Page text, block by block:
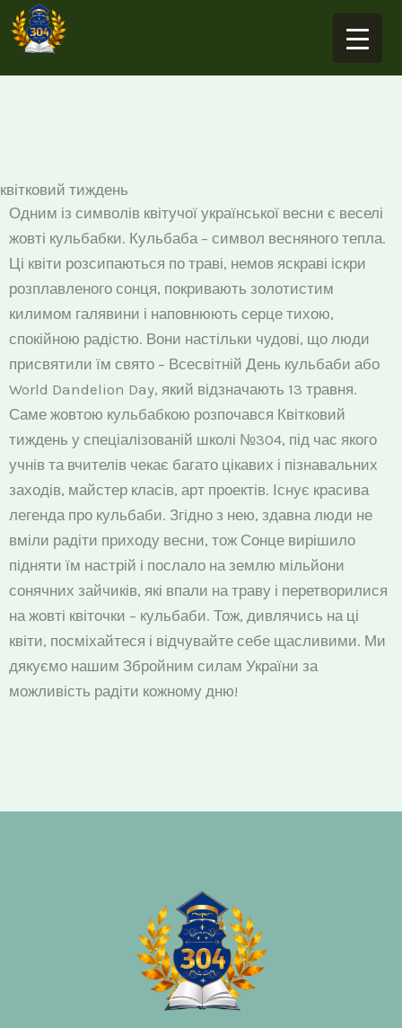
Перейти
до
квітковий тиждень
Одним із символів квітучої української весни є веселі
жовті кульбабки. Кульбаба – символ весняного тепла.
Ці квіти розсипаються по траві, немов яскраві іскри
розплавленого сонця, покривають золотистим
килимом галявини і наповнюють серце тихою,
спокійною радістю. Вони настільки чудові, що люди
присвятили їм свято – Всесвітній День кульбаби або
World Dandelion Day, який відзначають 13 травня.
Саме жовтою кульбабкою розпочався Квітковий
тиждень у спеціалізованій школі №304, під час якого
учнів та вчителів чекає багато цікавих і пізнавальних
заходів, майстер класів, арт проектів. Існує красива
легенда про кульбаби. Згідно з нею, здавна люди не
вміли радіти приходу весни, тож Сонце вирішило
підняти їм настрій і послало на землю мільйони
сонячних зайчиків, які впали на траву і перетворилися
на жовті квіточки – кульбаби. Тож, дивлячись на ці
квіти, посміхайтеся і відчувайте себе щасливими. Ми
дякуємо нашим Збройним силам України за
можливість радіти кожному дню!